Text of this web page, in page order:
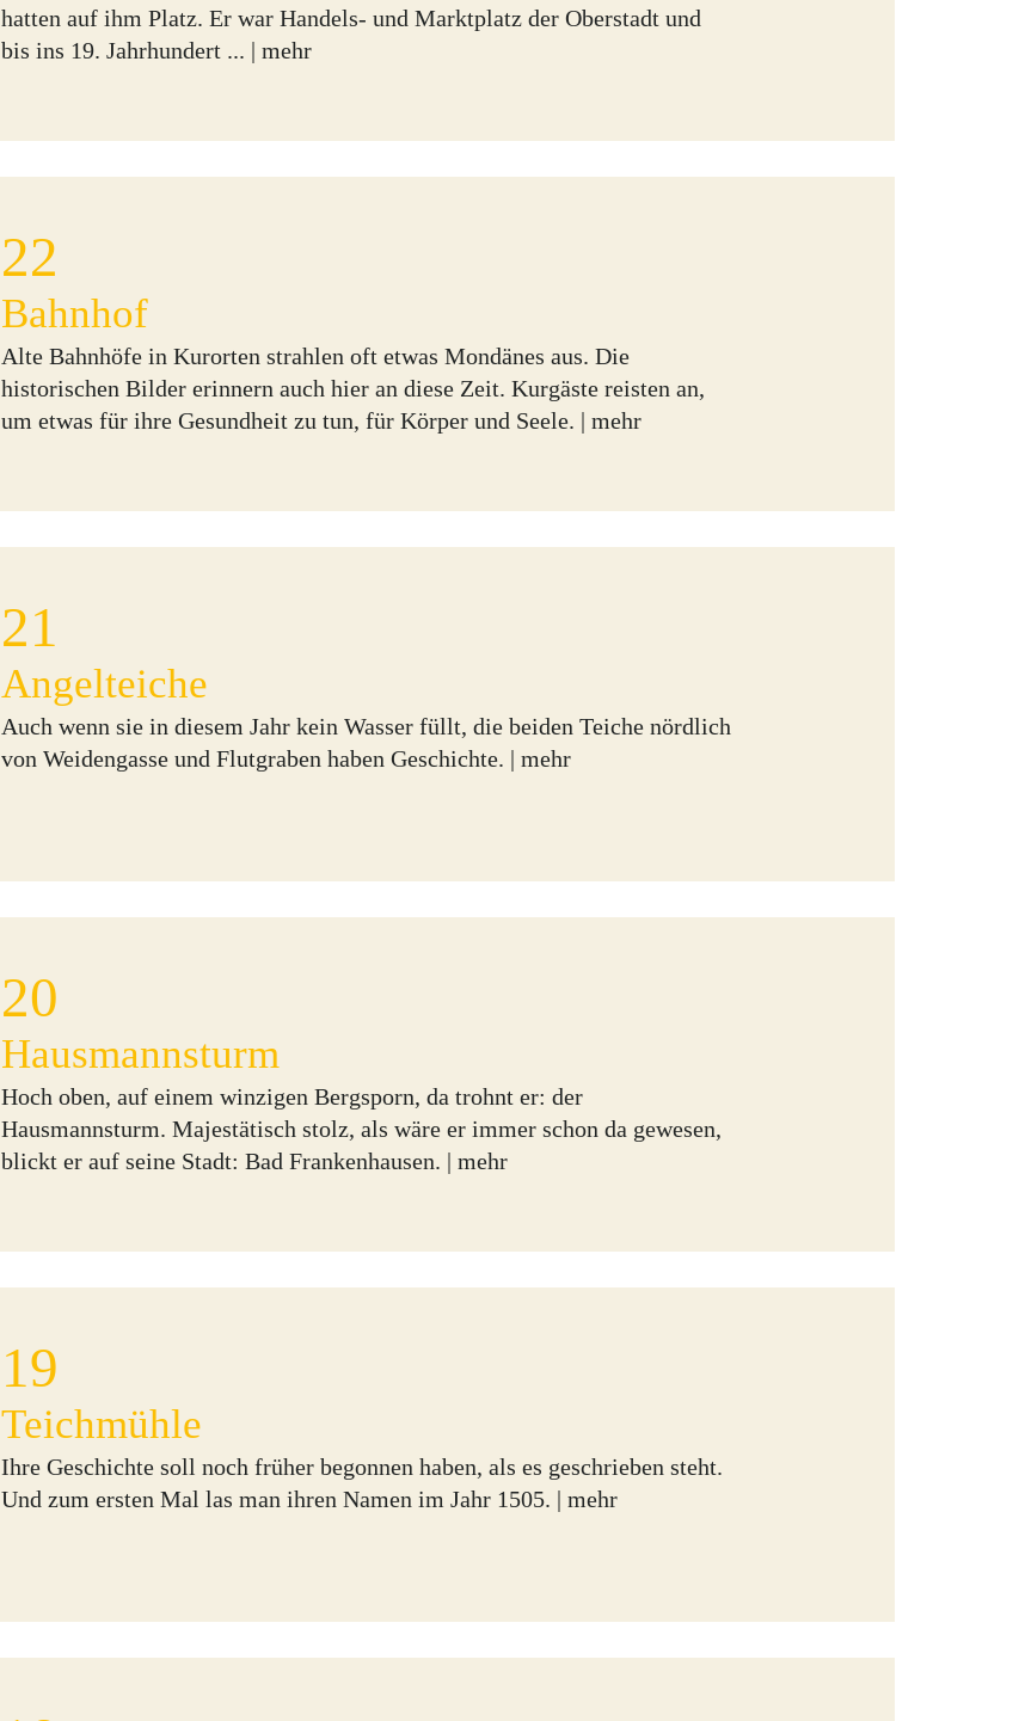
hatten auf ihm Platz. Er war Handels- und Marktplatz der Oberstadt und
bis ins 19. Jahrhundert ... | mehr
22
Bahnhof
Alte Bahnhöfe in Kurorten strahlen oft etwas Mondänes aus. Die
historischen Bilder erinnern auch hier an diese Zeit. Kurgäste reisten an,
um etwas für ihre Gesundheit zu tun, für Körper und Seele. | mehr
21
Angelteiche
Auch wenn sie in diesem Jahr kein Wasser füllt, die beiden Teiche nördlich
von Weidengasse und Flutgraben haben Geschichte. | mehr
20
Hausmannsturm
Hoch oben, auf einem winzigen Bergsporn, da trohnt er: der
Hausmannsturm. Majestätisch stolz, als wäre er immer schon da gewesen,
blickt er auf seine Stadt: Bad Frankenhausen. | mehr
19
Teichmühle
Ihre Geschichte soll noch früher begonnen haben, als es geschrieben steht.
Und zum ersten Mal las man ihren Namen im Jahr 1505. | mehr